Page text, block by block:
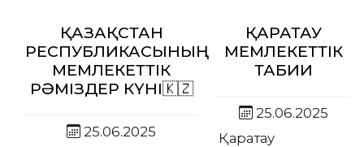
ҚАЗАҚСТАН
РЕСПУБЛИКАСЫНЫҢ
МЕМЛЕКЕТТІК
РӘМІЗДЕР КҮНІ🇰🇿
25.06.2025
ҚАРАТАУ
МЕМЛЕКЕТТІК
ТАБИҒИ
25.06.2025
Қаратау